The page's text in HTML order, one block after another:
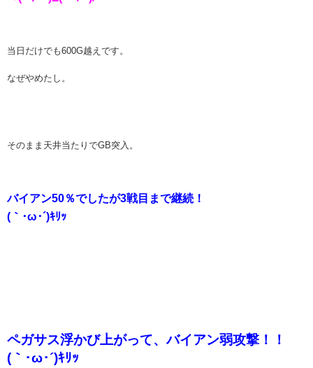
当日だけでも600G越えです。
なぜやめたし。
そのまま天井当たりでGB突入。
バイアン50％でしたが3戦目まで継続！
(｀･ω･´)ｷﾘｯ
ペガサス浮かび上がって、バイアン弱攻撃！！
(｀･ω･´)ｷﾘｯ